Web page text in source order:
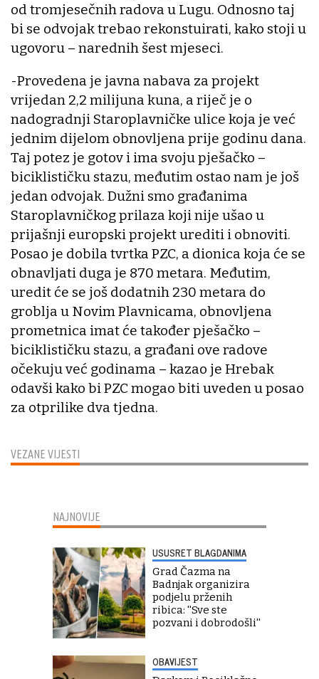
VEZANE VIJESTI
od tromjesečnih radova u Lugu. Odnosno taj
bi se odvojak trebao rekonstuirati, kako stoji u
ugovoru – narednih šest mjeseci.
-Provedena je javna nabava za projekt
vrijedan 2,2 milijuna kuna, a riječ je o
nadogradnji Staroplavničke ulice koja je već
jednim dijelom obnovljena prije godinu dana.
Taj potez je gotov i ima svoju pješačko –
biciklističku stazu, međutim ostao nam je još
jedan odvojak. Dužni smo građanima
Staroplavničkog prilaza koji nije ušao u
prijašnji europski projekt urediti i obnoviti.
Posao je dobila tvrtka PZC, a dionica koja će se
obnavljati duga je 870 metara. Međutim,
uredit će se još dodatnih 230 metara do
groblja u Novim Plavnicama, obnovljena
prometnica imat će također pješačko –
biciklističku stazu, a građani ove radove
očekuju već godinama – kazao je Hrebak
odavši kako bi PZC mogao biti uveden u posao
za otprilike dva tjedna.
NAJNOVIJE
USUSRET BLAGDANIMA
Grad Čazma na
Badnjak organizira
podjelu prženih
ribica: ''Sve ste
pozvani i dobrodošli''
OBAVIJEST